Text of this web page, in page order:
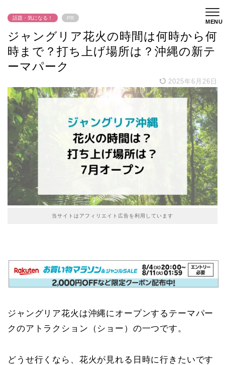
話題・気になる！ PR
ジャングリア花火の時間は何時から何
時まで？打ち上げ場所は？沖縄の新テ
ーマパーク
2025年6月26日
当サイトはアフィリエイト広告を利用しています
ジャングリア花火は沖縄にオープンするテーマパー
クのアトラクション（ショー）の一つです。
どうせ行くなら、花火が見れる日時に行きたいです